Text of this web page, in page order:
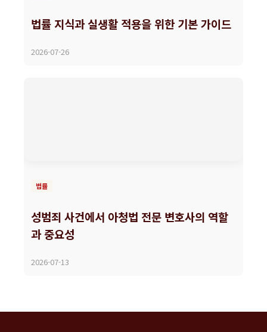
법률 지식과 실생활 적용을 위한 기본 가이드
2026-07-26
법률
성범죄 사건에서 아청법 전문 변호사의 역할
과 중요성
2026-07-13